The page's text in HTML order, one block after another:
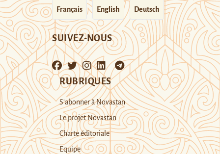
Français English Deutsch
SUIVEZ-NOUS
RUBRIQUES
S’abonner à Novastan
Le projet Novastan
Charte éditoriale
Equipe